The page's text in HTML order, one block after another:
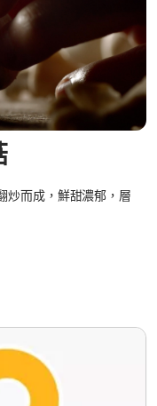
炒而成，鮮甜濃郁，層